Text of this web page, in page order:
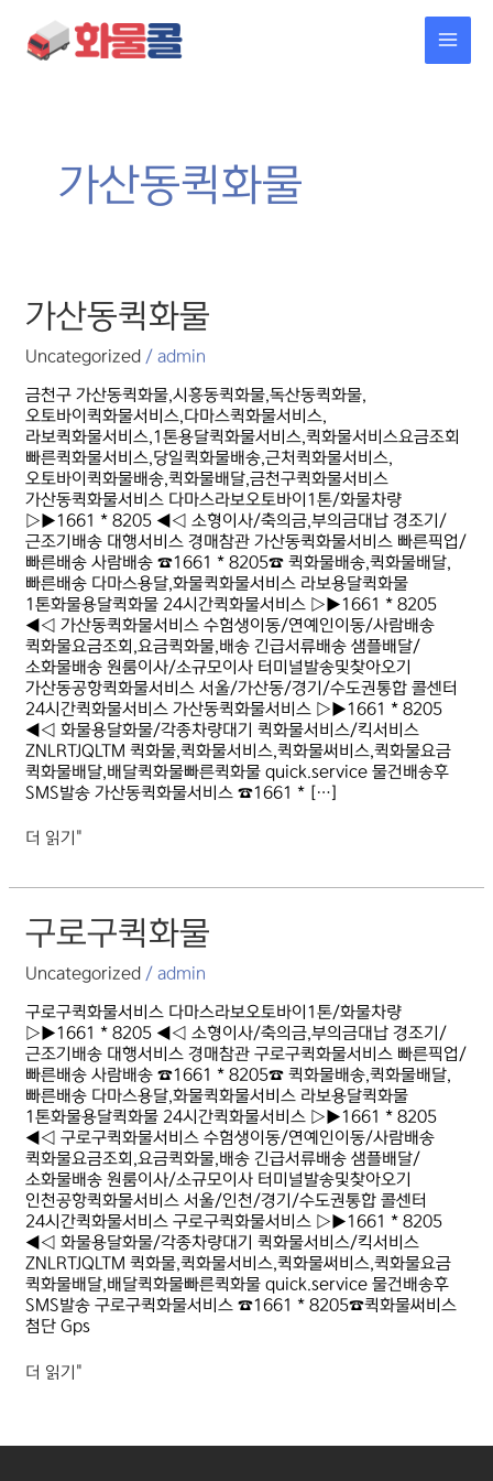
건너뛰기
가산동퀵화물
가산동퀵화물
Uncategorized /admin
금천구 가산동퀵화물,시흥동퀵화물,독산동퀵화물,
오토바이퀵화물서비스,다마스퀵화물서비스,
라보퀵화물서비스,1톤용달퀵화물서비스,퀵화물서비스요금조회
빠른퀵화물서비스,당일퀵화물배송,근처퀵화물서비스,
오토바이퀵화물배송,퀵화물배달,금천구퀵화물서비스
가산동퀵화물서비스 다마스라보오토바이1톤/화물차량
▷▶1661 * 8205 ◀◁ 소형이사/축의금,부의금대납 경조기/
근조기배송 대행서비스 경매참관 가산동퀵화물서비스 빠른픽업/
빠른배송 사람배송 ☎1661 * 8205☎ 퀵화물배송,퀵화물배달,
빠른배송 다마스용달,화물퀵화물서비스 라보용달퀵화물
1톤화물용달퀵화물 24시간퀵화물서비스 ▷▶1661 * 8205
◀◁ 가산동퀵화물서비스 수험생이동/연예인이동/사람배송
퀵화물요금조회,요금퀵화물,배송 긴급서류배송 샘플배달/
소화물배송 원룸이사/소규모이사 터미널발송및찾아오기
가산동공항퀵화물서비스 서울/가산동/경기/수도권통합 콜센터
24시간퀵화물서비스 가산동퀵화물서비스 ▷▶1661 * 8205
◀◁ 화물용달화물/각종차량대기 퀵화물서비스/킥서비스
ZNLRTJQLTM 퀵화물,퀵화물서비스,퀵화물써비스,퀵화물요금
퀵화물배달,배달퀵화물빠른퀵화물 quick.service 물건배송후
SMS발송 가산동퀵화물서비스 ☎1661 * […]
가산동퀵화물
더 읽기"
구로구퀵화물
Uncategorized /admin
구로구퀵화물서비스 다마스라보오토바이1톤/화물차량
▷▶1661 * 8205 ◀◁ 소형이사/축의금,부의금대납 경조기/
근조기배송 대행서비스 경매참관 구로구퀵화물서비스 빠른픽업/
빠른배송 사람배송 ☎1661 * 8205☎ 퀵화물배송,퀵화물배달,
빠른배송 다마스용달,화물퀵화물서비스 라보용달퀵화물
1톤화물용달퀵화물 24시간퀵화물서비스 ▷▶1661 * 8205
◀◁ 구로구퀵화물서비스 수험생이동/연예인이동/사람배송
퀵화물요금조회,요금퀵화물,배송 긴급서류배송 샘플배달/
소화물배송 원룸이사/소규모이사 터미널발송및찾아오기
인천공항퀵화물서비스 서울/인천/경기/수도권통합 콜센터
24시간퀵화물서비스 구로구퀵화물서비스 ▷▶1661 * 8205
◀◁ 화물용달화물/각종차량대기 퀵화물서비스/킥서비스
ZNLRTJQLTM 퀵화물,퀵화물서비스,퀵화물써비스,퀵화물요금
퀵화물배달,배달퀵화물빠른퀵화물 quick.service 물건배송후
SMS발송 구로구퀵화물서비스 ☎1661 * 8205☎퀵화물써비스
첨단 Gps
구로구퀵화물
더 읽기"